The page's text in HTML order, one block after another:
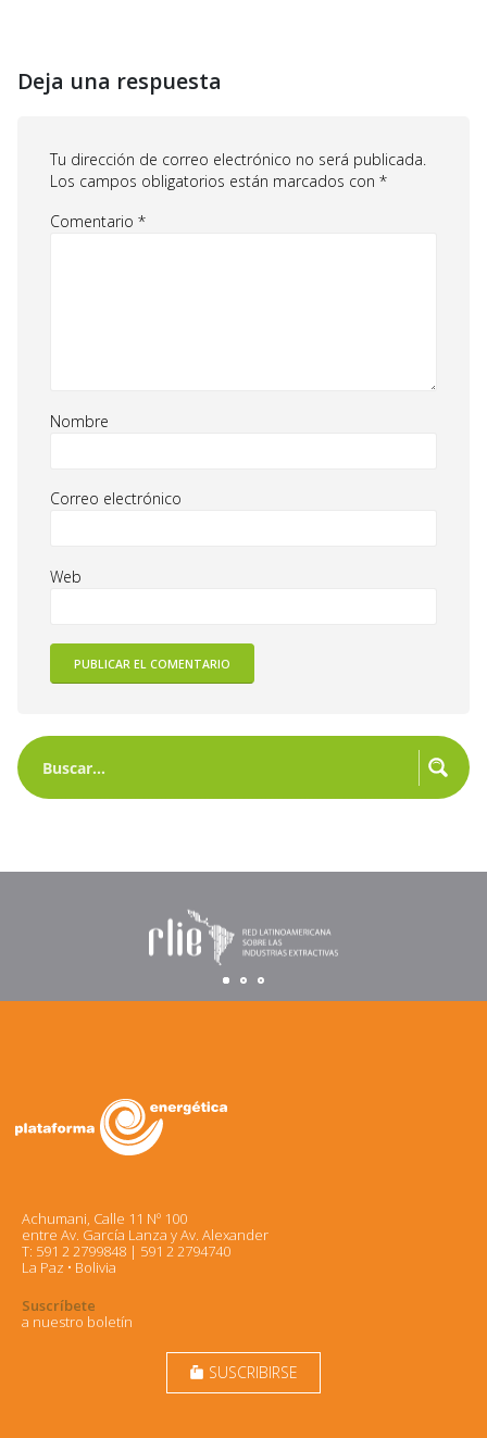
Deja una respuesta
Tu dirección de correo electrónico no será publicada.
Los campos obligatorios están marcados con *
Comentario *
Nombre
Correo electrónico
Web
Achumani, Calle 11 Nº 100
entre Av. García Lanza y Av. Alexander
T: 591 2 2799848 | 591 2 2794740
La Paz • Bolivia
Suscríbete
a nuestro boletín
markunread_mailbox SUSCRIBIRSE